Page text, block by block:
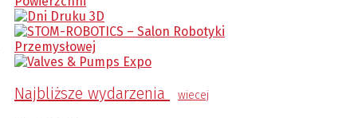
Najbliższe wydarzenia wiecej